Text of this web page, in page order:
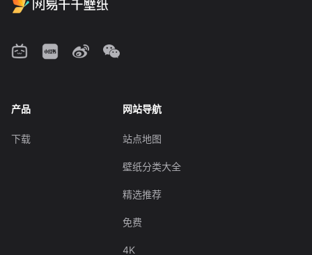
产品
下载
网站导航
站点地图
壁纸分类大全
精选推荐
免费
4K